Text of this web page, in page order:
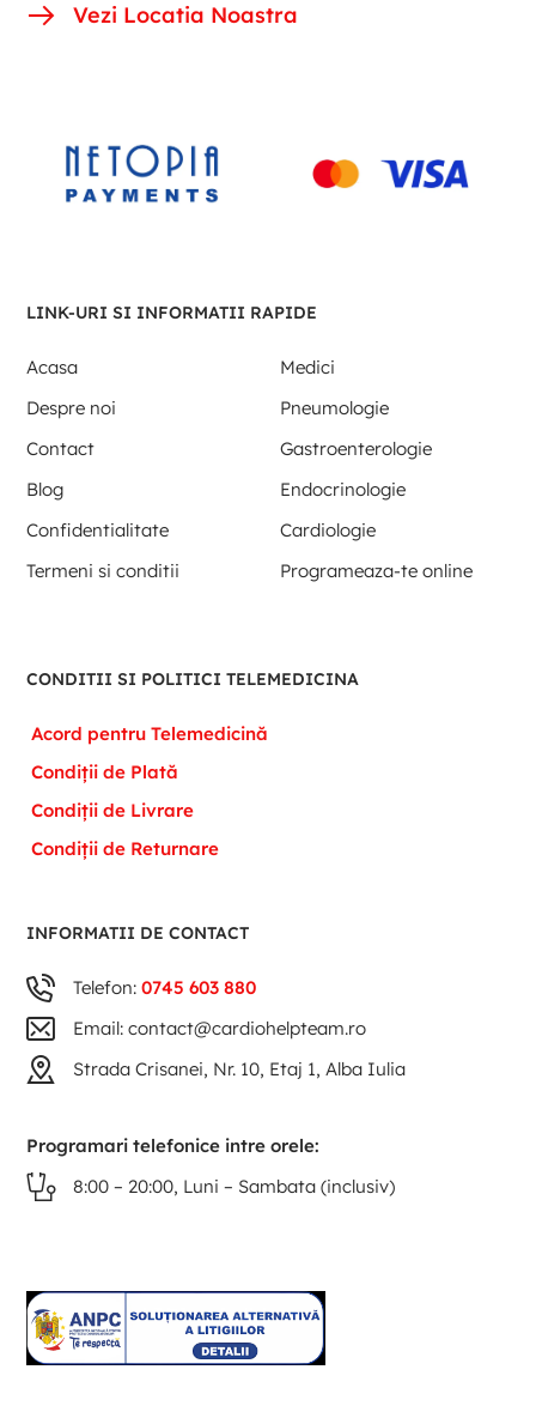
Vezi Locatia Noastra
LINK-URI SI INFORMATII RAPIDE
Acasa
Medici
Despre noi
Pneumologie
Contact
Gastroenterologie
Blog
Endocrinologie
Confidentialitate
Cardiologie
Termeni si conditii
Programeaza-te online
CONDITII SI POLITICI TELEMEDICINA
Acord pentru Telemedicină
Condiții de Plată
Condiții de Livrare
Condiții de Returnare
INFORMATII DE CONTACT
Telefon:0745 603 880
Email: contact@cardiohelpteam.ro
Strada Crisanei, Nr. 10, Etaj 1, Alba Iulia
Programari telefonice intre orele:
8:00 – 20:00, Luni – Sambata (inclusiv)